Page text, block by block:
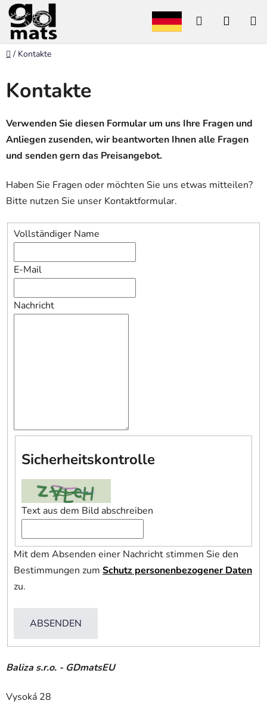
Zum
Inhalt
springen
Suchen
Startseite
/ Kontakte
Kontakte
Verwenden Sie diesen Formular um uns Ihre Fragen und
Anliegen zusenden, wir beantworten Ihnen alle Fragen
und senden gern das Preisangebot.
Haben Sie Fragen oder möchten Sie uns etwas mitteilen?
Bitte nutzen Sie unser Kontaktformular.
Vollständiger Name
E-Mail
Nachricht
Sicherheitskontrolle
Text aus dem Bild abschreiben
Mit dem Absenden einer Nachricht stimmen Sie den
Bestimmungen zum Schutz personenbezogener Daten
zu.
ABSENDEN
Baliza s.r.o. - GDmatsEU
Vysoká 28